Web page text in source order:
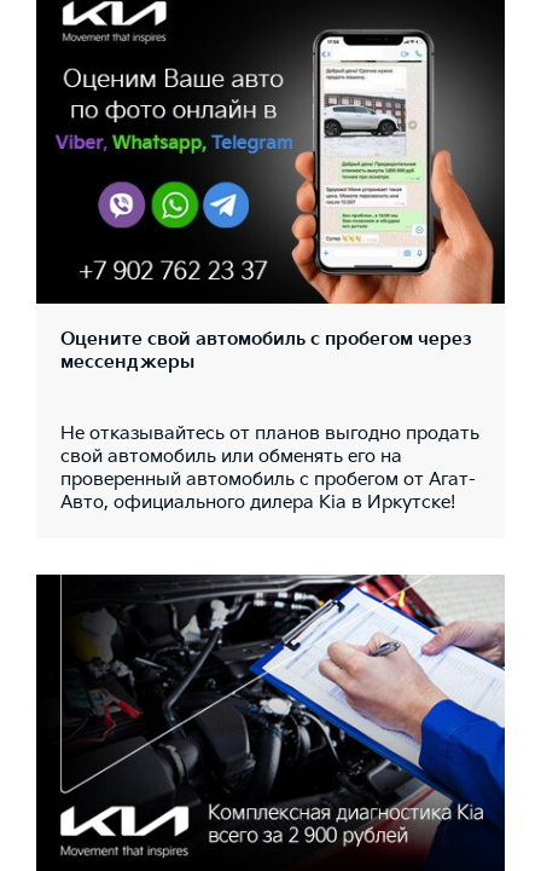
Оцените свой автомобиль с пробегом через
мессенджеры
Не отказывайтесь от планов выгодно продать
свой автомобиль или обменять его на
проверенный автомобиль с пробегом от Агат-
Авто, официального дилера Kia в Иркутске!